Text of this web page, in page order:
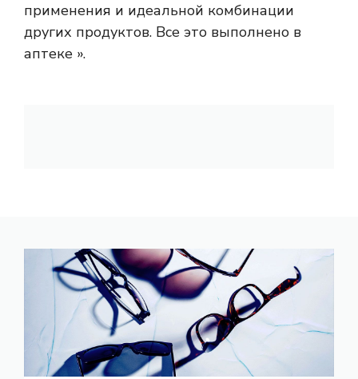
применения и идеальной комбинации
других продуктов. Все это выполнено в
аптеке ».